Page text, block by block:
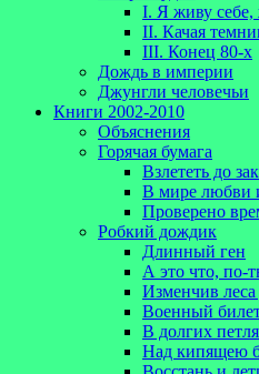
I. Я живу
II. Качая
III. Конец 80-х
Дождь в империи
Джунгли человечьи
Книги 2002-2010
Объяснения
Горячая бумага
Взлететь до
В мире любви
Проверено
Робкий дождик
Длинный ген
А это что, по-
Изменчив
Военный
В долгих
Над кипящею